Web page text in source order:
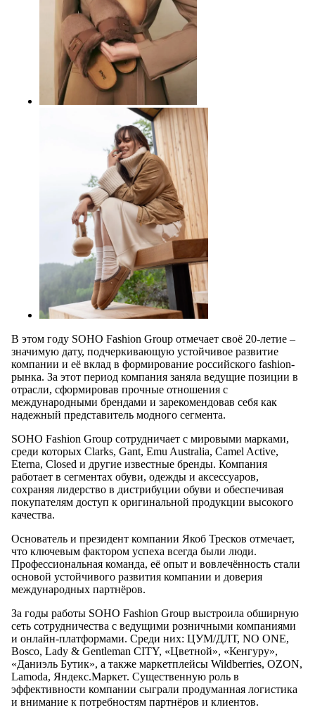
В этом году SOHO Fashion Group отмечает своё 20-летие –
значимую дату, подчеркивающую устойчивое развитие
компании и её вклад в формирование российского fashion-
рынка. За этот период компания заняла ведущие позиции в
отрасли, сформировав прочные отношения с
международными брендами и зарекомендовав себя как
надежный представитель модного сегмента.
SOHO Fashion Group сотрудничает с мировыми марками,
среди которых Clarks, Gant, Emu Australia, Camel Active,
Eterna, Closed и другие известные бренды. Компания
работает в сегментах обуви, одежды и аксессуаров,
сохраняя лидерство в дистрибуции обуви и обеспечивая
покупателям доступ к оригинальной продукции высокого
качества.
Основатель и президент компании Якоб Тресков отмечает,
что ключевым фактором успеха всегда были люди.
Профессиональная команда, её опыт и вовлечённость стали
основой устойчивого развития компании и доверия
международных партнёров.
За годы работы SOHO Fashion Group выстроила обширную
сеть сотрудничества с ведущими розничными компаниями
и онлайн-платформами. Среди них: ЦУМ/ДЛТ, NO ONE,
Bosco, Lady & Gentleman CITY, «Цветной», «Кенгуру»,
«Даниэль Бутик», а также маркетплейсы Wildberries, OZON,
Lamoda, Яндекс.Маркет. Существенную роль в
эффективности компании сыграли продуманная логистика
и внимание к потребностям партнёров и клиентов.